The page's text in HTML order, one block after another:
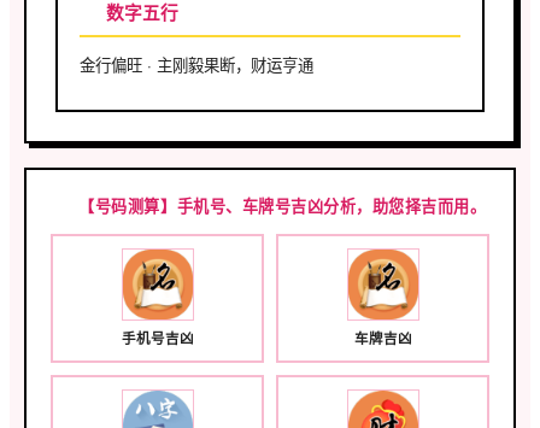
数字五行
金行偏旺 · 主刚毅果断，财运亨通
【号码测算】手机号、车牌号吉凶分析，助您择吉而用。
手机号吉凶 车牌吉凶